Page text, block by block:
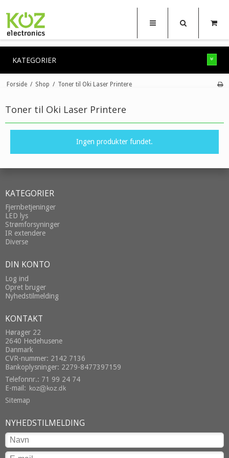
KATEGORIER
Forside / Shop / Toner til Oki Laser Printere
Toner til Oki Laser Printere
Ingen produkter fundet.
KATEGORIER
Fjernbetjeninger
LED lys
Strømforsyninger
IR extendere
Diverse
DIN KONTO
Log ind
Opret bruger
Nyhedstilmelding
KONTAKT
Hørager 22
2640 Hedehusene
Danmark
CVR-nummer: 2142 7136
Bankoplysninger: 2279-8477397159
Telefonnr.: 71 99 24 74
E-mail :
Sitemap
NYHEDSTILMELDING